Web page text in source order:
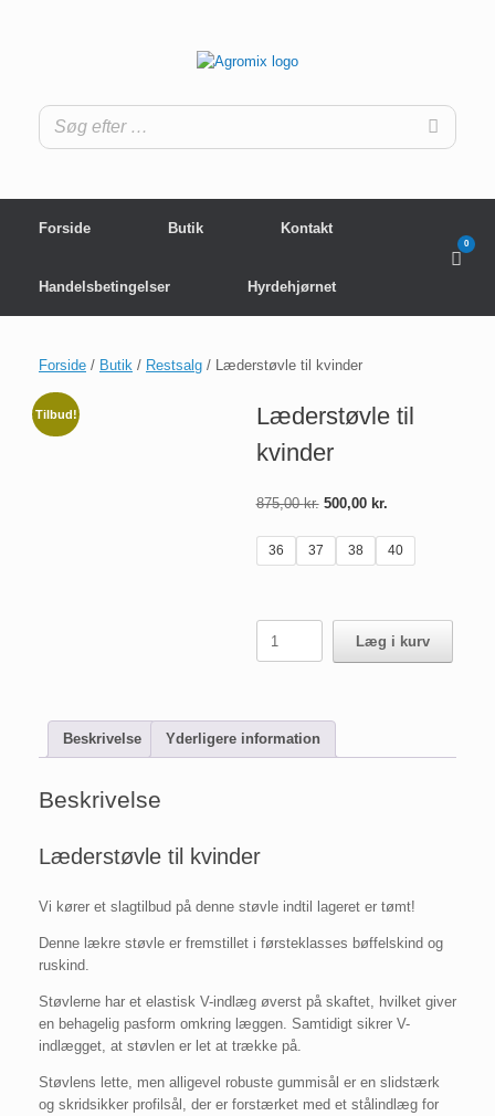
Forside Butik Kontakt
Handelsbetingelser Hyrdehjørnet
View
0
Forside / Butik / Restsalg / Læderstøvle til kvinder
Tilbud!
Læderstøvle til
kvinder
875,00kr. 500,00 kr.
36 37 38 40
Læg i kurv
Beskrivelse Yderligere information
Beskrivelse
Læderstøvle til kvinder
Vi kører et slagtilbud på denne støvle indtil lageret er tømt!
Denne lækre støvle er fremstillet i førsteklasses bøffelskind og
ruskind.
Støvlerne har et elastisk V-indlæg øverst på skaftet, hvilket giver
en behagelig pasform omkring læggen. Samtidigt sikrer V-
indlægget, at støvlen er let at trække på.
Støvlens lette, men alligevel robuste gummisål er en slidstærk
og skridsikker profilsål, der er forstærket med et stålindlæg for